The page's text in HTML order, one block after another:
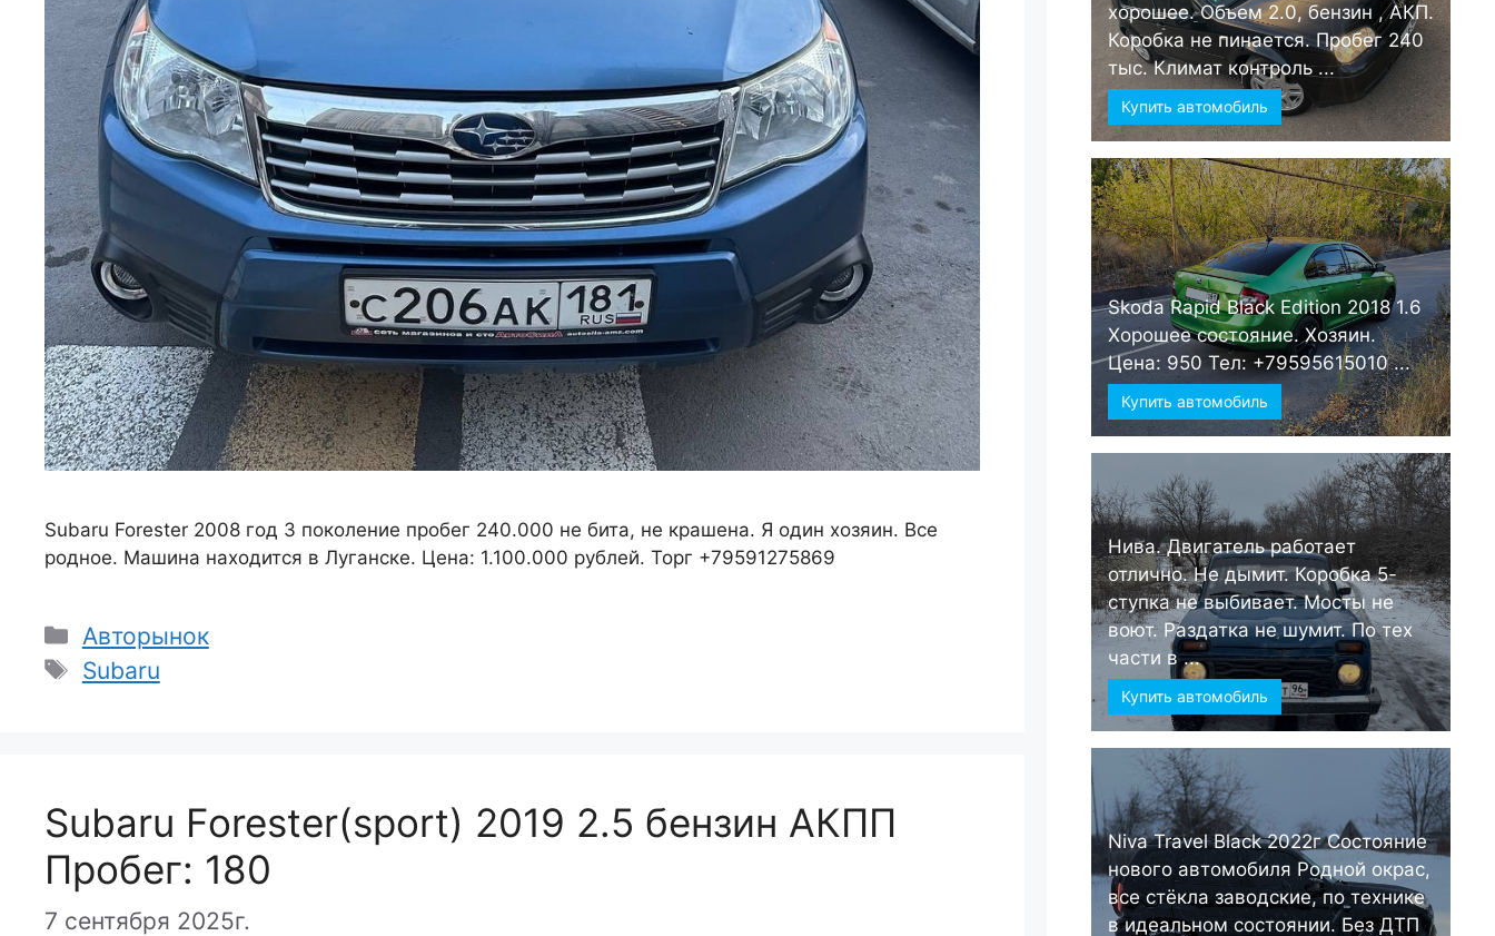
Subaru Forester 2008 год 3 поколение пробег 240.000 не бита, не крашена. Я один хозяин. Все
родное. Машина находится в Луганске. Цена: 1.100.000 рублей. Торг +79591275869
Рубрики
Авторынок
Метки
Subaru
Subaru Forester(sport) 2019 2.5 бензин АКПП
Пробег: 180
7 сентября 2025г.
хорошее. Объем 2.0, бензин , АКП.
Коробка не пинается. Пробег 240
тыс. Климат контроль ...
Купить автомобиль
Skoda Rapid Black Edition 2018 1.6
Хорошее состояние. Хозяин.
Цена: 950 Тел: +79595615010 ...
Купить автомобиль
Нива. Двигатель работает
отлично. Не дымит. Коробка 5-
ступка не выбивает. Мосты не
воют. Раздатка не шумит. По тех
части в ...
Купить автомобиль
Niva Travel Black 2022г Состояние
нового автомобиля Родной окрас,
все стёкла заводские, по технике
в идеальном состоянии. Без ДТП